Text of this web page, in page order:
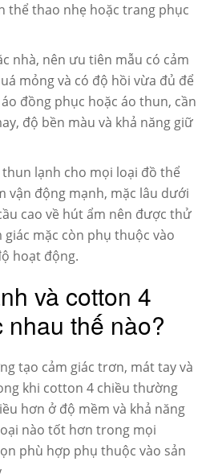
thể thao nhẹ hoặc trang phục
nhà, nên ưu tiên mẫu có cảm
mỏng và có độ hồi vừa đủ để
đồng phục hoặc áo thun, cần
độ bền màu và khả năng giữ
lạnh cho mọi loại đồ thể
vận động mạnh, mặc lâu dưới
cao về hút ẩm nên được thử
giác mặc còn phụ thuộc vào
hoạt động.
và cotton 4
nhau thế nào?
tạo cảm giác trơn, mát tay và
khi cotton 4 chiều thường
hơn ở độ mềm và khả năng
nào tốt hơn trong mọi
phù hợp phụ thuộc vào sản